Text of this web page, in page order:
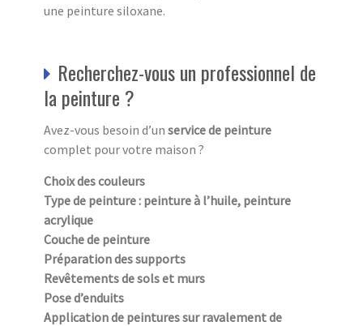
une peinture siloxane.
Recherchez-vous un professionnel de
la peinture ?
Avez-vous besoin d’un service de peinture
complet pour votre maison ?
Choix des couleurs
Type de peinture : peinture à l’huile, peinture
acrylique
Couche de peinture
Préparation des supports
Revêtements de sols et murs
Pose d’enduits
Application de peintures sur ravalement de